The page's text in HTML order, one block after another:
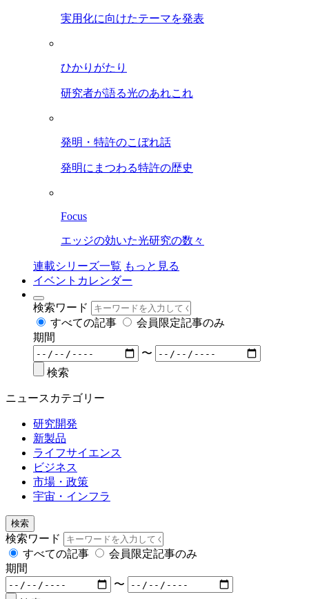
実用化に向けたテーマを発表
ひかりがたり
研究者が語る光のあれこれ
発明・特許のこぼれ話
発明にまつわる特許の歴史
Focus
エッジの効いた光研究の数々
連載シリーズ一覧 もっと見る
イベントカレンダー
検索ワード
すべての記事
会員限定記事のみ
期間
〜
検索
ニュースカテゴリー
研究開発
新製品
ライフサイエンス
ビジネス
市場・政策
宇宙・インフラ
検索
検索ワード
すべての記事
会員限定記事のみ
期間
〜